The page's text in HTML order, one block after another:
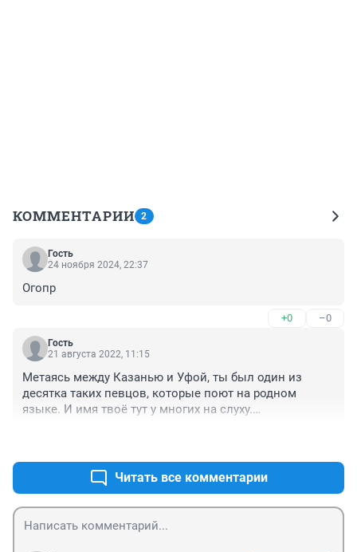
КОММЕНТАРИИ 2
Гость
24 ноября 2024, 22:37
Огопр
+0 –0
Гость
21 августа 2022, 11:15
Метаясь между Казанью и Уфой, ты был один из
десятка таких певцов, которые поют на родном
языке. И имя твоё тут у многих на слуху.
Удачи, конечно же! Но верится с трудом.
За прославление родного языка особая
благодарность!
Читать все комментарии